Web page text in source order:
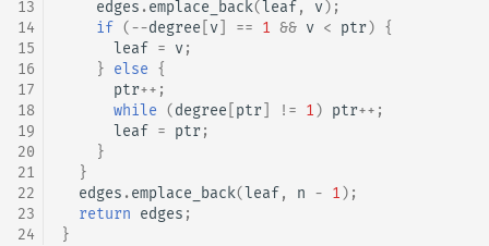
13
14
15
16
17
18
19
20
21
22
23
24
edges .emplace_back(leaf, v);
if (--degree v == 1 && v < ptr) {
leaf = v;
} else {
ptr++ ;
while (degree ptr != 1) ptr++ ;
leaf = ptr;
}
}
edges .emplace_back(leaf, n - 1);
return edges ;
}